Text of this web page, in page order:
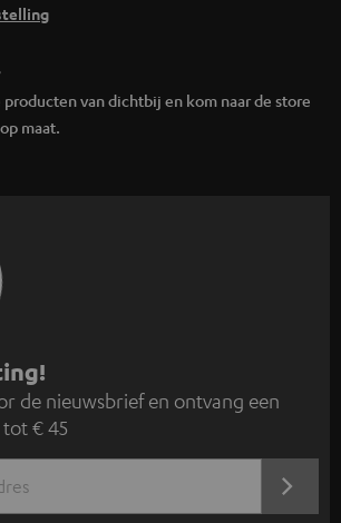
producten van dichtbij en kom naar de store
maat.
de nieuwsbrief en ontvang een
€ 45